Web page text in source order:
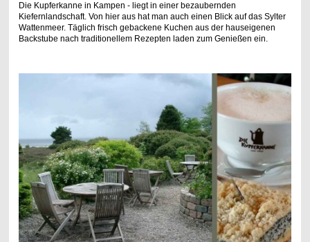
Die Kupferkanne in Kampen - liegt in einer bezaubernden
Kiefernlandschaft. Von hier aus hat man auch einen Blick auf das Sylter
Wattenmeer. Täglich frisch gebackene Kuchen aus der hauseigenen
Backstube nach traditionellem Rezepten laden zum Genießen ein.